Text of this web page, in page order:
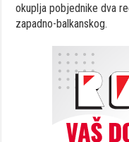
okuplja pobjednike dva
zapadno-balkanskog.